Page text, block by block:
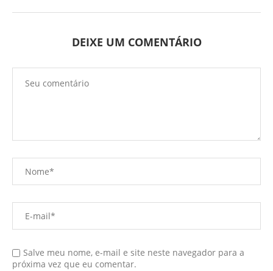
DEIXE UM COMENTÁRIO
Salve meu nome, e-mail e site neste navegador para a
próxima vez que eu comentar.